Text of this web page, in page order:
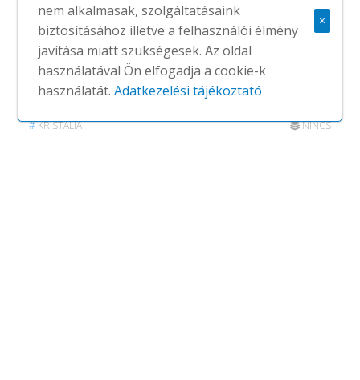
#KRISTALIA NINCS
nem alkalmasak, szolgáltatásaink
biztosításához illetve a felhasználói élmény
javítása miatt szükségesek. Az oldal
használatával Ön elfogadja a cookie-k
használatát.Adatkezelési tájékoztató
×